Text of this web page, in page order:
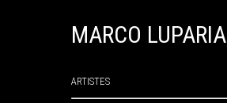
MARCO LUPARIA
ARTISTES